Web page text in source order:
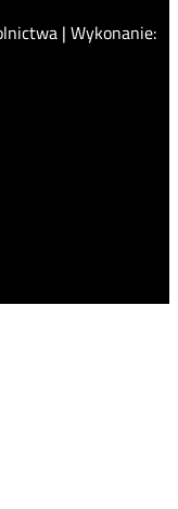
| Wykonanie: